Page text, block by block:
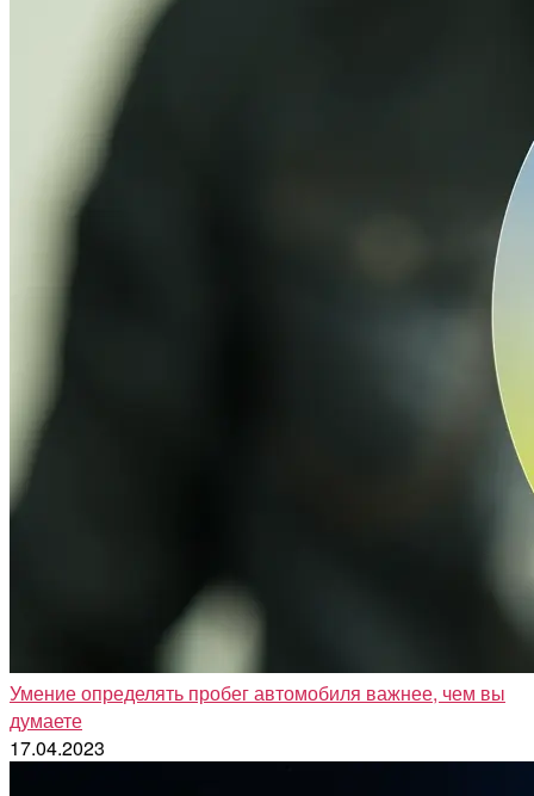
Умение определять пробег автомобиля важнее, чем вы
думаете
17.04.2023